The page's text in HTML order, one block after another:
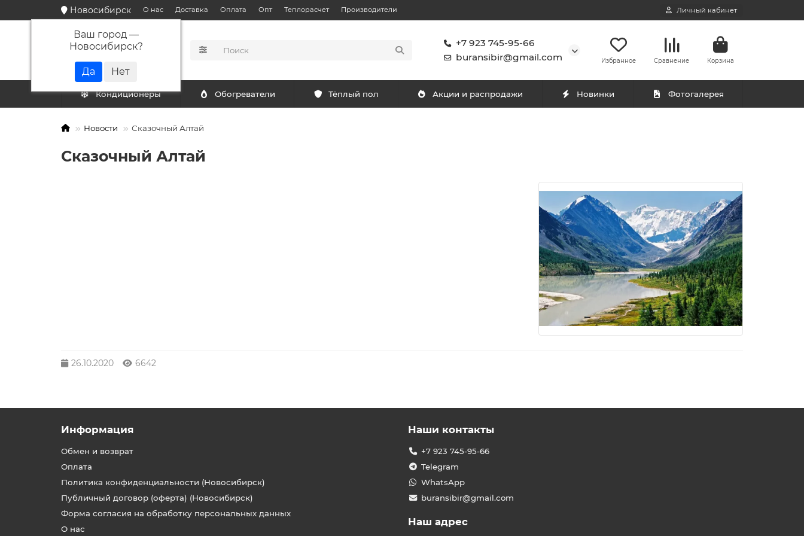
Новосибирск
Ваш город —
Новосибирск?
О нас Доставка Оплата Опт Теплорасчет Производители Личный кабинет
КАТАЛОГ
+7 923 745-95-66
buransibir@gmail.com
Избранное Сравнение Корзина
Кондиционеры Обогреватели Тёплый пол Акции и распродажи Новинки Фотогалерея
Новости Сказочный Алтай
Сказочный Алтай
26.10.2020 6642
Информация
Обмен и возврат
Оплата
Политика конфиденциальности (Новосибирск)
Публичный договор (оферта) (Новосибирск)
Форма согласия на обработку персональных данных
О нас
Наши контакты
+7 923 745-95-66
Telegram
WhatsApp
buransibir@gmail.com
Наш адрес